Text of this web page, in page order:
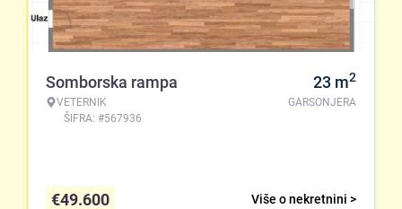
Somborska rampa
VETERNIK
ŠIFRA: #567936
23 m2
GARSONJERA
Više o nekretnini >
€49.600